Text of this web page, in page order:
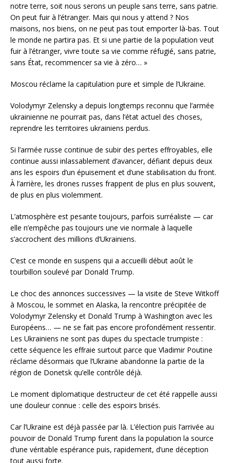
notre terre, soit nous serons un peuple sans terre, sans patrie.
On peut fuir à l’étranger. Mais qui nous y attend ? Nos
maisons, nos biens, on ne peut pas tout emporter là-bas. Tout
le monde ne partira pas. Et si une partie de la population veut
fuir à l’étranger, vivre toute sa vie comme réfugié, sans patrie,
sans État, recommencer sa vie à zéro… »
Moscou réclame la capitulation pure et simple de l’Ukraine.
Volodymyr Zelensky a depuis longtemps reconnu que l’armée
ukrainienne ne pourrait pas, dans l’état actuel des choses,
reprendre les territoires ukrainiens perdus.
Si l’armée russe continue de subir des pertes effroyables, elle
continue aussi inlassablement d’avancer, défiant depuis deux
ans les espoirs d’un épuisement et d’une stabilisation du front.
À l’arrière, les drones russes frappent de plus en plus souvent,
de plus en plus violemment.
L’atmosphère est pesante toujours, parfois surréaliste — car
elle n’empêche pas toujours une vie normale à laquelle
s’accrochent des millions d’Ukrainiens.
C’est ce monde en suspens qui a accueilli début août le
tourbillon soulevé par Donald Trump.
Le choc des annonces successives — la visite de Steve Witkoff
à Moscou, le sommet en Alaska, la rencontre précipitée de
Volodymyr Zelensky et Donald Trump à Washington avec les
Européens… — ne se fait pas encore profondément ressentir.
Les Ukrainiens ne sont pas dupes du spectacle trumpiste :
cette séquence les effraie surtout parce que Vladimir Poutine
réclame désormais que l’Ukraine abandonne la partie de la
région de Donetsk qu’elle contrôle déjà.
Le moment diplomatique destructeur de cet été rappelle aussi
une douleur connue : celle des espoirs brisés.
Car l’Ukraine est déjà passée par là. L’élection puis l’arrivée au
pouvoir de Donald Trump furent dans la population la source
d’une véritable espérance puis, rapidement, d’une déception
tout aussi forte.